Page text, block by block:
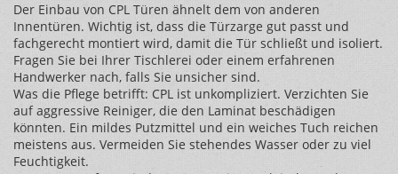
Der Einbau von CPL Türen ähnelt dem von anderen
Innentüren. Wichtig ist, dass die Türzarge gut passt und
fachgerecht montiert wird, damit die Tür schließt und isoliert.
Fragen Sie bei Ihrer Tischlerei oder einem erfahrenen
Handwerker nach, falls Sie unsicher sind.
Was die Pflege betrifft: CPL ist unkompliziert. Verzichten Sie
auf aggressive Reiniger, die den Laminat beschädigen
könnten. Ein mildes Putzmittel und ein weiches Tuch reichen
meistens aus. Vermeiden Sie stehendes Wasser oder zu viel
Feuchtigkeit.